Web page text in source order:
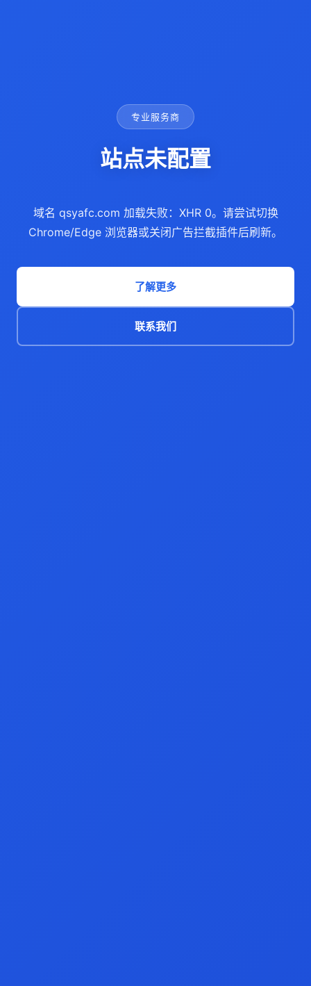
专业服务商
站点未配置
域名 qsyafc.com 加载失败：XHR 0。请尝试切换
Chrome/Edge 浏览器或关闭广告拦截插件后刷新。
了解更多
联系我们